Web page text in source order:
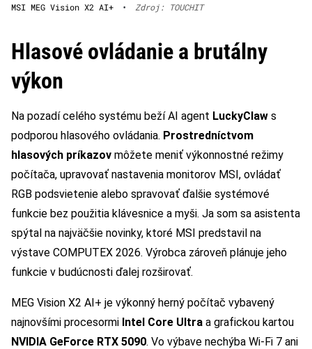
MSI MEG Vision X2 AI+ • Zdroj: TOUCHIT
Hlasové ovládanie a brutálny
výkon
Na pozadí celého systému beží AI agent LuckyClaw s
podporou hlasového ovládania. Prostredníctvom
hlasových príkazov môžete meniť výkonnostné režimy
počítača, upravovať nastavenia monitorov MSI, ovládať
RGB podsvietenie alebo spravovať ďalšie systémové
funkcie bez použitia klávesnice a myši. Ja som sa asistenta
spýtal na najväčšie novinky, ktoré MSI predstavil na
výstave COMPUTEX 2026. Výrobca zároveň plánuje jeho
funkcie v budúcnosti ďalej rozširovať.
MEG Vision X2 AI+ je výkonný herný počítač vybavený
najnovšími procesormi Intel Core Ultra a grafickou kartou
NVIDIA GeForce RTX 5090. Vo výbave nechýba Wi-Fi 7 ani